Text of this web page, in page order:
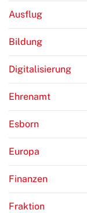
Ausflug
Bildung
Digitalisierung
Ehrenamt
Esborn
Europa
Finanzen
Fraktion